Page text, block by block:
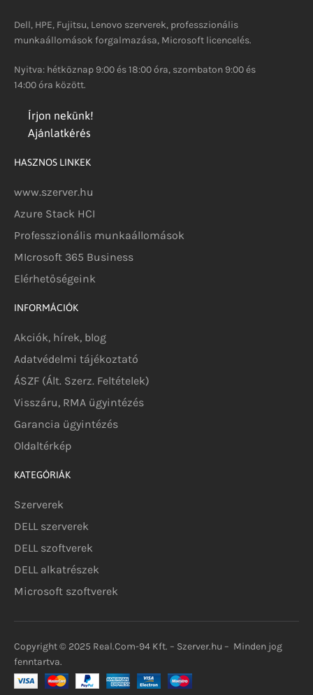
Dell, HPE, Fujitsu, Lenovo szerverek, professzionális
munkaállomások forgalmazása, Microsoft licencelés.
Nyitva: hétköznap 9:00 és 18:00 óra, szombaton 9:00 és
14:00 óra között.
Írjon nekünk!
Ajánlatkérés
HASZNOS LINKEK
www.szerver.hu
Azure Stack HCI
Professzionális munkaállomások
MIcrosoft 365 Business
Elérhetőségeink
INFORMÁCIÓK
Akciók, hírek, blog
Adatvédelmi tájékoztató
ÁSZF (Ált. Szerz. Feltételek)
Visszáru, RMA ügyintézés
Garancia ügyintézés
Oldaltérkép
KATEGÓRIÁK
Szerverek
DELL szerverek
DELL szoftverek
DELL alkatrészek
Microsoft szoftverek
Copyright © 2025 Real.Com-94 Kft. – Szerver.hu – Minden jog
fenntartva.